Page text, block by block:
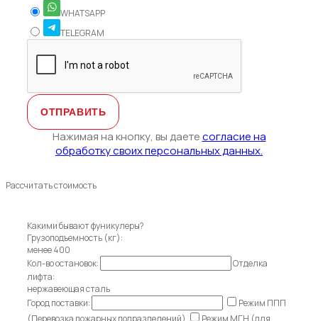
WHATSAPP
TELEGRAM
Нажимая на кнопку, вы даетесогласие на
обработку своих персональных данных.
Рассчитать стоимость
Какими бывают фуникулеры?
Грузоподъемность (кг):
менее 400
Кол-во остановок:
Отделка
лифта:
нержавеющая сталь
Город поставки:
Режим ППП
(Перевозка пожарных подразделений)
Режим МГН (для